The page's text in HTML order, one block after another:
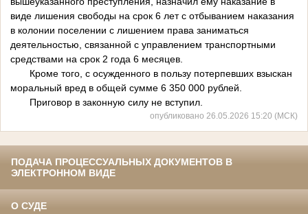
виде лишения свободы на срок 6 лет с отбыванием наказания
в колонии поселении с лишением права заниматься
деятельностью, связанной с управлением транспортными
средствами на срок 2 года 6 месяцев.
Кроме того, с осужденного в пользу потерпевших взыскан
моральный вред в общей сумме 6 350 000 рублей.
Приговор в законную силу не вступил.
опубликовано 26.05.2026 15:20 (МСК)
ПОДАЧА ПРОЦЕССУАЛЬНЫХ ДОКУМЕНТОВ В
ЭЛЕКТРОННОМ ВИДЕ
О СУДЕ